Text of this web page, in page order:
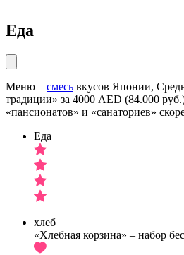
Еда
Меню – смесь вкусов Японии,
традиции» за 4000 AED (84.000
«пансионатов» и «санаториев»
Еда
хлеб
«Хлебная корзина» – набор